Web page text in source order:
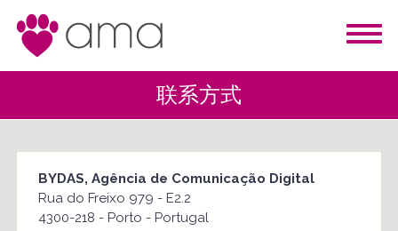
联系方式
BYDAS, Agência de Comunicação Digital
Rua do Freixo 979 - E2.2
4300-218 - Porto - Portugal